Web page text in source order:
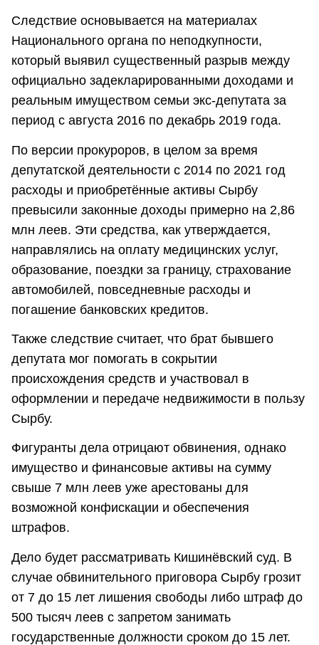
Следствие основывается на материалах
Национального органа по неподкупности,
который выявил существенный разрыв между
официально задекларированными доходами и
реальным имуществом семьи экс-депутата за
период с августа 2016 по декабрь 2019 года.
По версии прокуроров, в целом за время
депутатской деятельности с 2014 по 2021 год
расходы и приобретённые активы Сырбу
превысили законные доходы примерно на 2,86
млн леев. Эти средства, как утверждается,
направлялись на оплату медицинских услуг,
образование, поездки за границу, страхование
автомобилей, повседневные расходы и
погашение банковских кредитов.
Также следствие считает, что брат бывшего
депутата мог помогать в сокрытии
происхождения средств и участвовал в
оформлении и передаче недвижимости в пользу
Сырбу.
Фигуранты дела отрицают обвинения, однако
имущество и финансовые активы на сумму
свыше 7 млн леев уже арестованы для
возможной конфискации и обеспечения
штрафов.
Дело будет рассматривать Кишинёвский суд. В
случае обвинительного приговора Сырбу грозит
от 7 до 15 лет лишения свободы либо штраф до
500 тысяч леев с запретом занимать
государственные должности сроком до 15 лет.